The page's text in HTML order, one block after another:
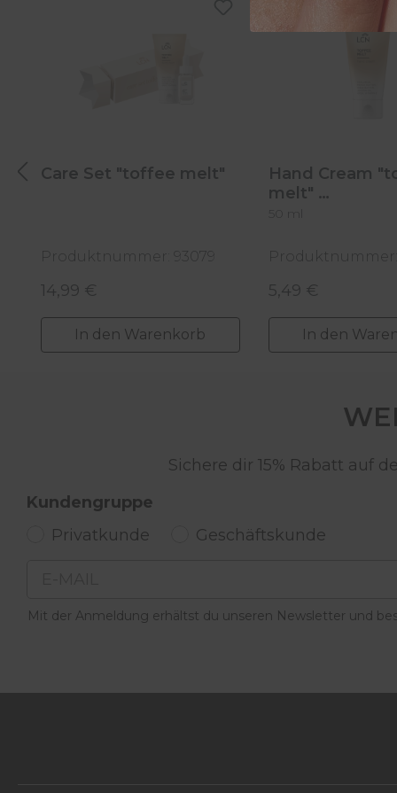
Care Set "toffee melt"
Produktnummer: 93079
Regulärer Preis:
14,99 €
In den Warenkorb
Hand Cream
melt"
Produktnummer:
Regulärer Preis:
5,49 €
In den
Sichere dir 15% Rabatt auf
Kundengruppe
Privatkunde
Geschäftskunde
Mit der Anmeldung erhältst du unseren Newsletter und